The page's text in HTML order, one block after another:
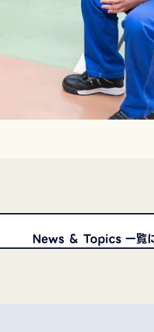
News ＆ Topics 一覧